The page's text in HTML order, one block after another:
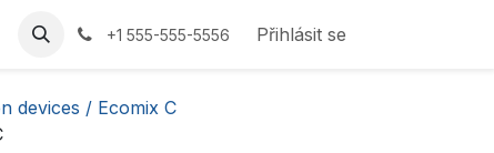
+1 555-555-5556 Přihlásit se
devices / Ecomix C